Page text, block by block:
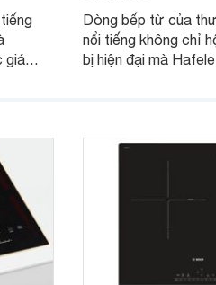
giá
dễ
Dòng bếp từ của
nổi tiếng không chỉ
bị hiện đại mà
gia đình.